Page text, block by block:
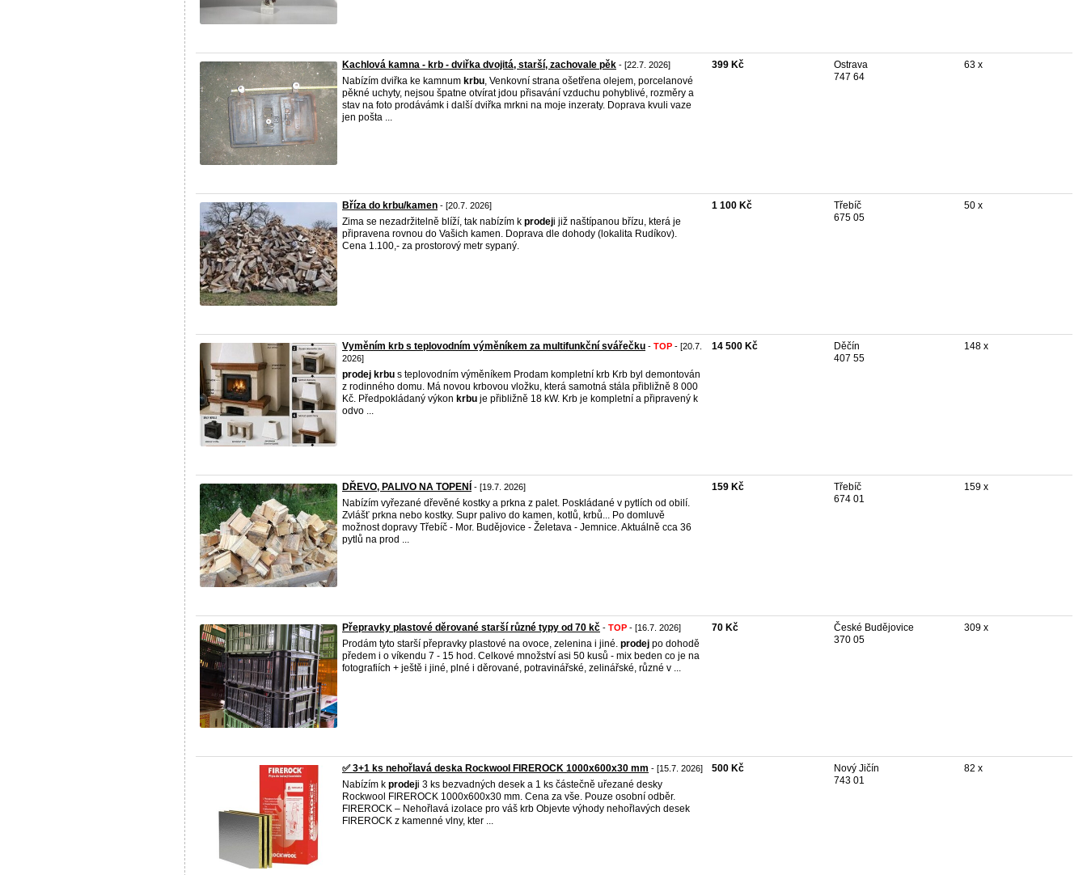
Kachlová kamna - krb - dviřka dvojitá, starší, zachovale pěk - [22.7. 2026]
Nabízím dviřka ke kamnum krbu, Venkovní strana ošetřena olejem, porcelanové
pěkné uchyty, nejsou špatne otvírat jdou přisavání vzduchu pohyblivé, rozměry a
stav na foto prodávámk i další dviřka mrkni na moje inzeraty. Doprava kvuli vaze
jen pošta ...
399 Kč
Ostrava
747 64
63 x
Bříza do krbu/kamen - [20.7. 2026]
Zima se nezadržitelně blíží, tak nabízím k prodeji již naštípanou břízu, která je
připravena rovnou do Vašich kamen. Doprava dle dohody (lokalita Rudíkov).
Cena 1.100,- za prostorový metr sypaný.
1 100 Kč
Třebíč
675 05
50 x
Vyměním krb s teplovodním výměníkem za multifunkční svářečku - TOP - [20.7.
2026]
prodej krbu s teplovodním výměníkem Prodam kompletní krb Krb byl demontován
z rodinného domu. Má novou krbovou vložku, která samotná stála přibližně 8 000
Kč. Předpokládaný výkon krbu je přibližně 18 kW. Krb je kompletní a připravený k
odvo ...
14 500 Kč
Děčín
407 55
148 x
DŘEVO, PALIVO NA TOPENÍ - [19.7. 2026]
Nabízím vyřezané dřevěné kostky a prkna z palet. Poskládané v pytlích od obilí.
Zvlášť prkna nebo kostky. Supr palivo do kamen, kotlů, krbů... Po domluvě
možnost dopravy Třebíč - Mor. Budějovice - Želetava - Jemnice. Aktuálně cca 36
pytlů na prod ...
159 Kč
Třebíč
674 01
159 x
Přepravky plastové děrované starší různé typy od 70 kč - TOP - [16.7. 2026]
Prodám tyto starší přepravky plastové na ovoce, zelenina i jiné. prodej po dohodě
předem i o víkendu 7 - 15 hod. Celkové množství asi 50 kusů - mix beden co je na
fotografiích + ještě i jiné, plné i děrované, potravinářské, zelinářské, různé v ...
70 Kč
České Budějovice
370 05
309 x
✅ 3+1 ks nehořlavá deska Rockwool FIREROCK 1000x600x30 mm - [15.7. 2026]
Nabízím k prodeji 3 ks bezvadných desek a 1 ks částečně uřezané desky
Rockwool FIREROCK 1000x600x30 mm. Cena za vše. Pouze osobní odběr.
FIREROCK – Nehořlavá izolace pro váš krb Objevte výhody nehořlavých desek
FIREROCK z kamenné vlny, kter ...
500 Kč
Nový Jičín
743 01
82 x